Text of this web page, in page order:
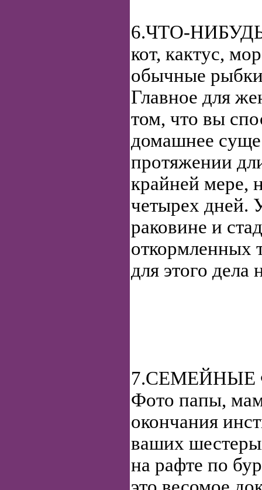
6.ЧТО-
кот, кактус,
обычные
Главное для
том, что вы
домашнее
протяжении
крайней мере,
четырех дней.
раковине и
откормленных
для этого дела
Фото папы,
окончания
ваших
на рафте по